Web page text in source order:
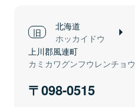
北海道
ホッカイドウ
上川郡風連町
カミカワグンフウレンチョウ
098-0515